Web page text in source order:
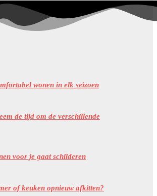
wonen in elk seizoen
de tijd om de verschillende
voor je gaat schilderen
of keuken opnieuw afkitten?